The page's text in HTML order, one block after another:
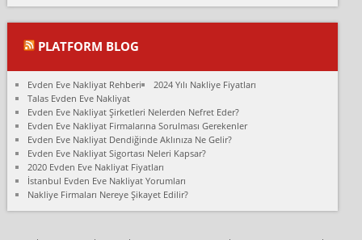
Ali:
olduk. Asansörlü dediler sonra uraya asansör kurulmaz dediler
fark istediler. ortada asa...
Nimet:
Ben 2021 Ağustos ilk haftası Evimi taşıdım yani İstanbul'un bir
Mahallesi'nden bir başka Mahallesi'ne yani Ümraniye bölgesinde
oturuyorum önceleri ara...
Nimet Köse:
Merhaba ben 2021 Ağustos ilk haftası evimi Ümraniye'den Çok
Hancıoğlu naklyatla taşındım...
PLATFORM BLOG
Evden Eve Nakliyat Rehberi
2024 Yılı Nakliye Fiyatları
Talas Evden Eve Nakliyat
Evden Eve Nakliyat Şirketleri Nelerden Nefret Eder?
Evden Eve Nakliyat Firmalarına Sorulması Gerekenler
Evden Eve Nakliyat Dendiğinde Aklınıza Ne Gelir?
Evden Eve Nakliyat Sigortası Neleri Kapsar?
2020 Evden Eve Nakliyat Fiyatları
İstanbul Evden Eve Nakliyat Yorumları
Nakliye Firmaları Nereye Şikayet Edilir?